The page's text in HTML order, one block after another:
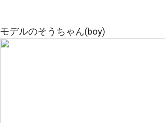
モデルのそうちゃん(boy)